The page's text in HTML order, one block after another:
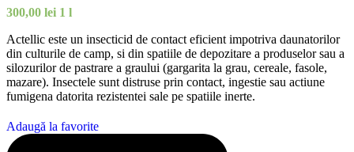
300,00 lei 1 l
Actellic este un insecticid de contact eficient impotriva daunatorilor
din culturile de camp, si din spatiile de depozitare a produselor sau a
silozurilor de pastrare a graului (gargarita la grau, cereale, fasole,
mazare). Insectele sunt distruse prin contact, ingestie sau actiune
fumigena datorita rezistentei sale pe spatiile inerte.
Adaugă la favorite